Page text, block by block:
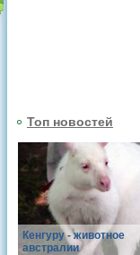
Топ новостей
Кенгуру - животное
австралии